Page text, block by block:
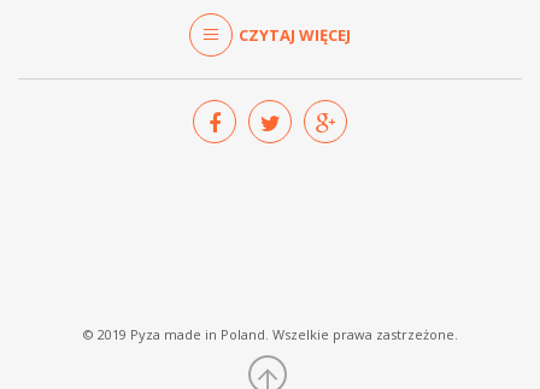
CZYTAJ WIĘCEJ
© 2019 Pyza made in Poland. Wszelkie prawa zastrzeżone.